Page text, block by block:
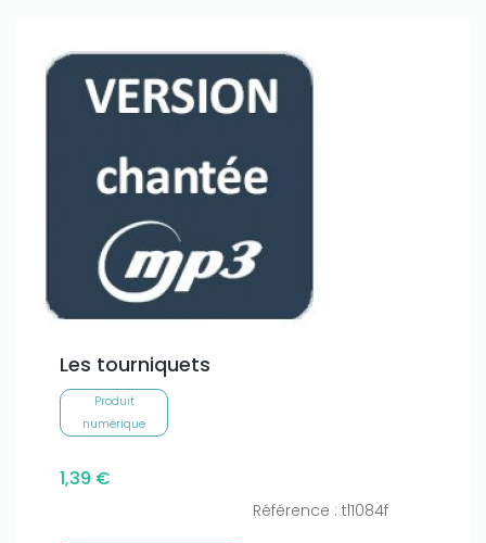
Les tourniquets
Produit
numérique
1,39 €
Référence : tl1084f